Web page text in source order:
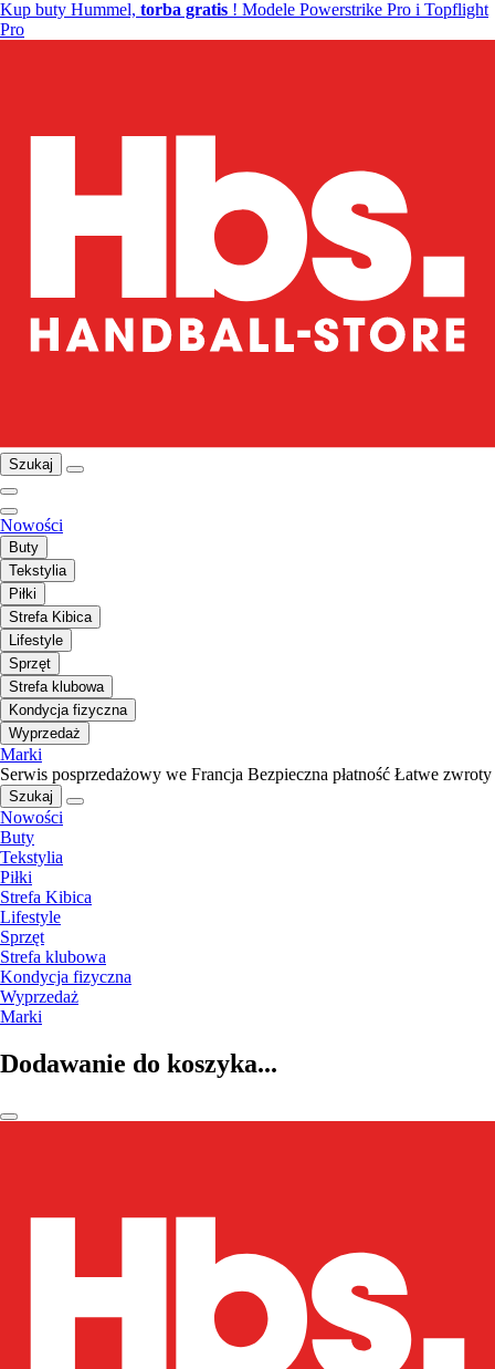
Kup buty Hummel, torba gratis ! Modele Powerstrike Pro i Topflight
Pro
Szukaj
Nowości
Buty
Tekstylia
Piłki
Strefa Kibica
Lifestyle
Sprzęt
Strefa klubowa
Kondycja fizyczna
Wyprzedaż
Marki
Serwis posprzedażowy we Francja Bezpieczna płatność Łatwe zwroty
Szukaj
Nowości
Buty
Tekstylia
Piłki
Strefa Kibica
Lifestyle
Sprzęt
Strefa klubowa
Kondycja fizyczna
Wyprzedaż
Marki
Dodawanie do koszyka...